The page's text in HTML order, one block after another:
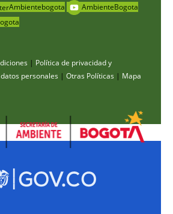
Ambientebogota
AmbienteBogota
| Política de privacidad y
personales | Otras Políticas | Mapa